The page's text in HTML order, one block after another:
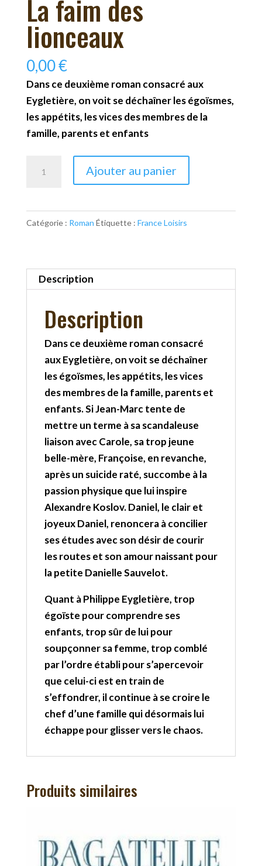
La faim des
lionceaux
0,00€
Dans ce deuxième roman consacré aux
Eygletière, on voit se déchaîner les égoïsmes,
les appétits, les vices des membres de la
famille, parents et enfants
faim
des
Ajouter au panier
Catégorie : Roman Étiquette : France Loisirs
Description
Description
Dans ce deuxième roman consacré
aux Eygletière, on voit se déchaîner
les égoïsmes, les appétits, les vices
des membres de la famille, parents et
enfants. Si Jean-Marc tente de
mettre un terme à sa scandaleuse
liaison avec Carole, sa trop jeune
belle-mère, Françoise, en revanche,
après un suicide raté, succombe à la
passion physique que lui inspire
Alexandre Koslov. Daniel, le clair et
joyeux Daniel, renoncera à concilier
ses études avec son désir de courir
les routes et son amour naissant pour
la petite Danielle Sauvelot.
Quant à Philippe Eygletière, trop
égoïste pour comprendre ses
enfants, trop sûr de lui pour
soupçonner sa femme, trop comblé
par l’ordre établi pour s’apercevoir
que celui-ci est en train de
s’effondrer, il continue à se croire le
chef d’une famille qui désormais lui
échappe pour glisser vers le chaos.
Produits similaires